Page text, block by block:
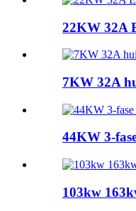
22KW 32A
7KW 32A
44KW 3-
103kw